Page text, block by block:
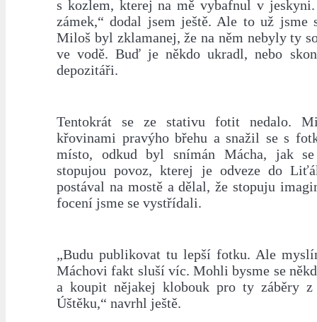
s kozlem, kterej na mě vybafnul v
zámek,“ dodal jsem ještě. Ale to už jsme
Miloš byl zklamanej, že na něm nebyly ty
ve vodě. Buď je někdo ukradl, nebo
depozitáři.
Tentokrát se ze stativu fotit nedalo.
křovinami pravýho břehu a snažil se s
místo, odkud byl snímán Mácha, jak
stopujou povoz, kterej je odveze do
postával na mostě a dělal, že stopuju
focení jsme se vystřídali.
„Budu publikovat tu lepší fotku. Ale
Máchovi fakt sluší víc. Mohli bysme se
a koupit nějakej klobouk pro ty záběry z
Úštěku,“ navrhl ještě.